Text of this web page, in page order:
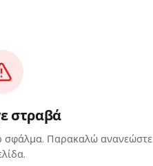
στραβά
σφάλμα. Παρακαλώ ανανεώστε